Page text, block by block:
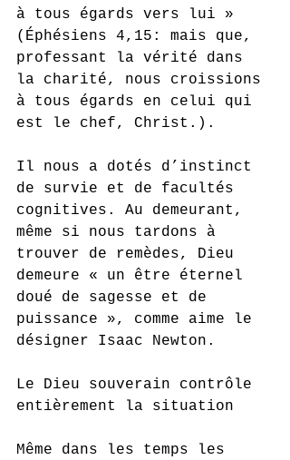
à tous égards vers lui »
(Éphésiens 4,15: mais que,
professant la vérité dans
la charité, nous croissions
à tous égards en celui qui
est le chef, Christ.).
Il nous a dotés d’instinct
de survie et de facultés
cognitives. Au demeurant,
même si nous tardons à
trouver de remèdes, Dieu
demeure « un être éternel
doué de sagesse et de
puissance », comme aime le
désigner Isaac Newton.
Le Dieu souverain contrôle
entièrement la situation
Même dans les temps les